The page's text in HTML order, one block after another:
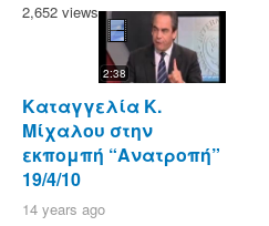
2,652 views
2:38
Καταγγελία Κ.
Μίχαλου στην
εκπομπή “Ανατροπή”
19/4/10
14 years ago